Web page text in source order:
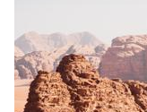
где их купить.